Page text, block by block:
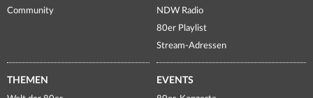
Community
NDW Radio
80er Playlist
Stream-Adressen
THEMEN EVENTS